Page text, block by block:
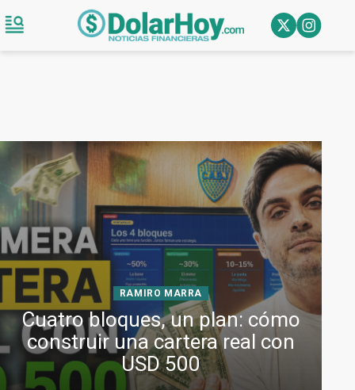
RAMIRO MARRA
Cuatro bloques, un plan: cómo
construir una cartera real con
USD 500